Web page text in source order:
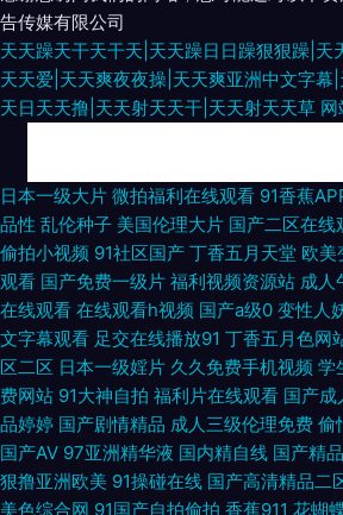
告传媒有限公司
天天躁天干天干天|天天躁日日躁狠狠躁|天
天天爱|天天爽夜夜操|天天爽亚洲中文字幕
天日天天撸|天天射天天干|天天射天天草 网
站网址视频 成人天蚕91 人人肏人人肏 91国产尤
超碰99人人妻 色屋国产 超碰爱爱 蜜芽久久
观看 91素人草草影院 日韩欧美骚极品 欧美色图
费 91网站 日韩限制级三级片 激情内射网站 人妻
日本一级大片 微拍福利在线观看 91香蕉
品性 乱伦种子 美国伦理大片 国产二区在线
偷拍小视频 91社区国产 丁香五月天堂 欧美
观看 国产免费一级片 福利视频资源站 成人
在线观看 在线观看h视频 国产a级0 变性人
文字幕观看 足交在线播放91 丁香五月色网
区二区 日本一级婬片 久久免费手机视频 学
费网站 91大神自拍 福利片在线观看 国产成
品婷婷 国产剧情精品 成人三级伦理免费 偷
国产AV 97亚洲精华液 国内精自线 国产精
狠撸亚洲欧美 91操碰在线 国产高清精品二
美色综合网 91国产自拍偷拍 香蕉911 花蝴